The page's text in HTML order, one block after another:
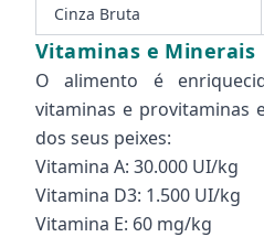
Cinza Bruta
Vitaminas e Minerais
O alimento é
vitaminas e provitaminas
dos seus peixes:
Vitamina A: 30.000 UI/kg
Vitamina D3: 1.500 UI/kg
Vitamina E: 60 mg/kg